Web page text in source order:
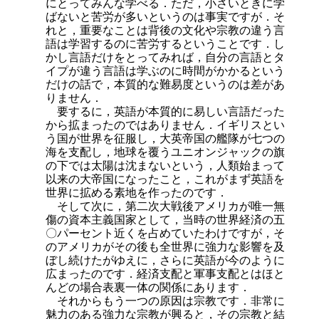
にとってみんな学べる．ただ，小さいときに学
ばないと苦労が多いというのは事実ですが．そ
れと，重要なことは背後の文化や宗教の違う言
語は学習するのに苦労するということです．し
かし言語だけをとってみれば，自分の言語とタ
イプが違う言語は学ぶのに時間がかかるという
だけの話で，本質的な難易度というのは差があ
りません．
要するに，英語が本質的に易しい言語だった
から拡まったのではありません．イギリスとい
う国が世界を征服し，大英帝国の艦隊が七つの
海を支配し，地球を覆うユニオンジャックの旗
の下では太陽は沈まないという，人類始まって
以来の大帝国になったこと，これがまず英語を
世界に拡める素地を作ったのです．
そして次に，第二次大戦後アメリカが唯一無
傷の資本主義国家として，当時の世界経済の五
〇パーセント近くを占めていたわけですが，そ
のアメリカがその後も全世界に強力な影響を及
ぼし続けたがゆえに，さらに英語が今のように
広まったのです．経済支配と軍事支配とはほと
んどの場合表裏一体の関係にあります．
それからもう一つの原因は宗教です．非常に
魅力のある強力な宗教が興ると，その宗教と結